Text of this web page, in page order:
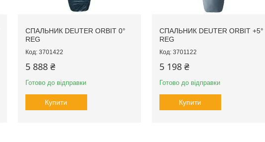
СПАЛЬНИК DEUTER ORBIT 0°
REG
3701422
5 888 ₴
Готово до відправки
Купити
СПАЛЬНИК DEUTER ORBIT +5°
REG
3701122
5 198 ₴
Готово до відправки
Купити